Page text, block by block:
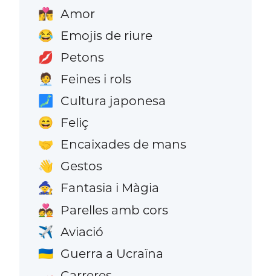
👩‍❤️‍💋‍👨 Amor
😂 Emojis de riure
💋 Petons
🧑‍💼 Feines i rols
🗾 Cultura japonesa
😄 Feliç
🤝 Encaixades de mans
👋 Gestos
🧙 Fantasia i Màgia
💑 Parelles amb cors
✈️ Aviació
🇺🇦 Guerra a Ucraïna